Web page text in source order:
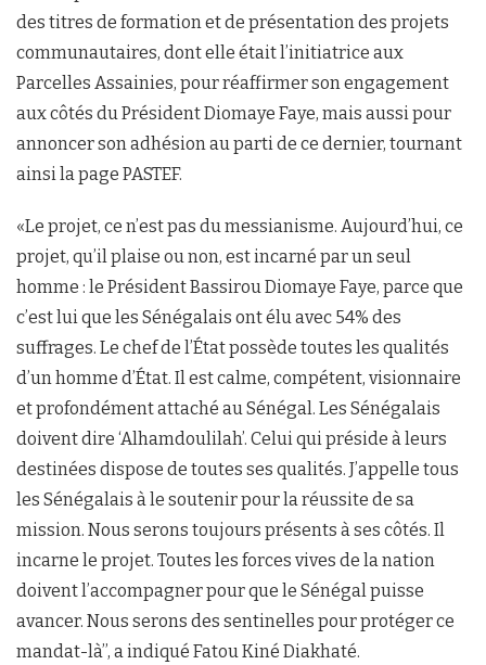
des titres de formation et de présentation des projets
communautaires, dont elle était l’initiatrice aux
Parcelles Assainies, pour réaffirmer son engagement
aux côtés du Président Diomaye Faye, mais aussi pour
annoncer son adhésion au parti de ce dernier, tournant
ainsi la page PASTEF.
«Le projet, ce n’est pas du messianisme. Aujourd’hui, ce
projet, qu’il plaise ou non, est incarné par un seul
homme : le Président Bassirou Diomaye Faye, parce que
c’est lui que les Sénégalais ont élu avec 54% des
suffrages. Le chef de l’État possède toutes les qualités
d’un homme d’État. Il est calme, compétent, visionnaire
et profondément attaché au Sénégal. Les Sénégalais
doivent dire ‘Alhamdoulilah’. Celui qui préside à leurs
destinées dispose de toutes ses qualités. J’appelle tous
les Sénégalais à le soutenir pour la réussite de sa
mission. Nous serons toujours présents à ses côtés. Il
incarne le projet. Toutes les forces vives de la nation
doivent l’accompagner pour que le Sénégal puisse
avancer. Nous serons des sentinelles pour protéger ce
mandat-là’’, a indiqué Fatou Kiné Diakhaté.